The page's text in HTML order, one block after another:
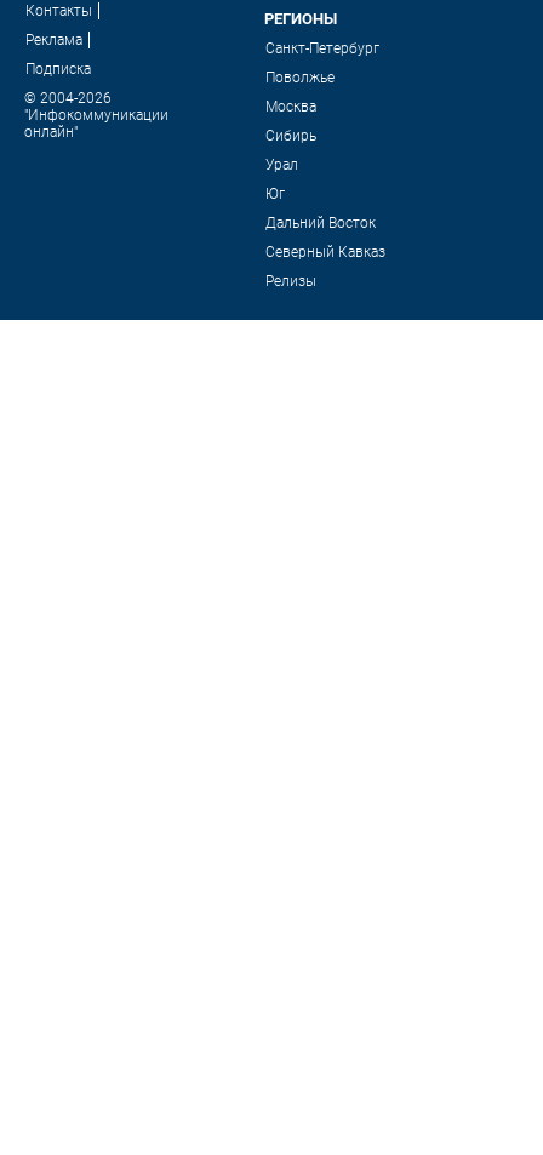
Контакты
Реклама
Подписка
© 2004-2026
"Инфокоммуникации
онлайн"
РЕГИОНЫ
Санкт-Петербург
Поволжье
Москва
Сибирь
Урал
Юг
Дальний Восток
Северный Кавказ
Релизы